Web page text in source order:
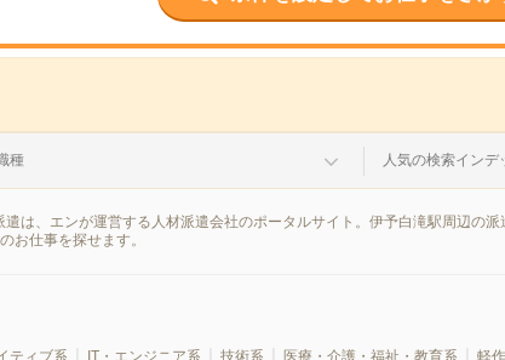
種 人気の検索インデ
は、エンが運営する人材派遣会社のポータルサイト。伊予白滝駅周辺の
お仕事を探せます。
ティブ系 IT・エンジニア系 技術系 医療・介護・福祉・教育系 軽